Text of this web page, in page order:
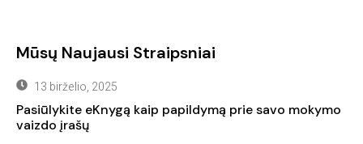
Mūsų Naujausi Straipsniai
13 birželio, 2025
Pasiūlykite eKnygą kaip papildymą prie savo mokymo
vaizdo įrašų